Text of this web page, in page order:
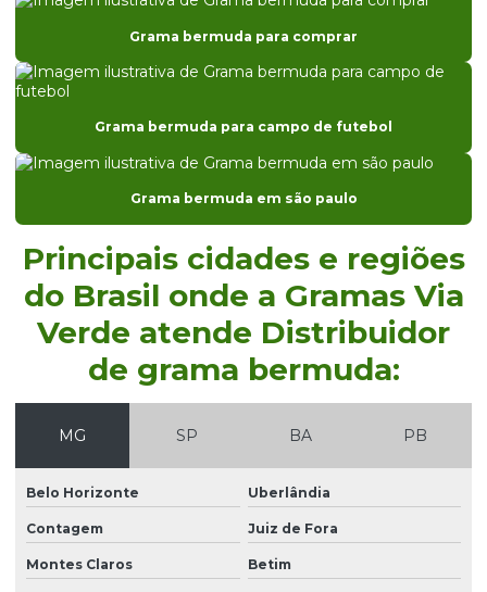
Distribuidor de grama bermuda em paraná
Distribuidor de grama para campo de futebol
Distribuidor de grama para campo de futebol em sp
Distribuidor de grama para campo de golfe
Distribuidor de grama para casa de praia em sp
Distribuidor de grama coreana
Distribuidor de grama coreana em sp
Distribuidor de grama entregue para obras
Distribuidor de grama entregue para obras em sp
Distribuidor de grama esmeralda
Distribuidor de grama esmeralda em paraná
Distribuidor de grama para prefeitura
Distribuidor de grama santo agostinho
Grama bermuda para comprar
Grama bermuda para campo de futebol
Grama bermuda em são paulo
Principais cidades e regiões
do Brasil onde a Gramas Via
Verde atende Distribuidor
de grama bermuda:
MG SP BA PB
Belo Horizonte Uberlândia
Contagem Juiz de Fora
Montes Claros Betim